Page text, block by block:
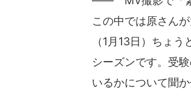
この中では原さん
（1月13日）ちょ
シーズンです。受
いるかについて聞か